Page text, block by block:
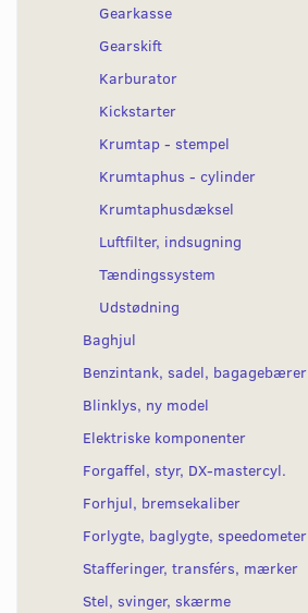
Gearkasse
Gearskift
Karburator
Kickstarter
Krumtap - stempel
Krumtaphus - cylinder
Krumtaphusdæksel
Luftfilter, indsugning
Tændingssystem
Udstødning
Baghjul
Benzintank, sadel, bagagebærer
Blinklys, ny model
Elektriske komponenter
Forgaffel, styr, DX-mastercyl.
Forhjul, bremsekaliber
Forlygte, baglygte, speedometer
Stafferinger, transférs, mærker
Stel, svinger, skærme